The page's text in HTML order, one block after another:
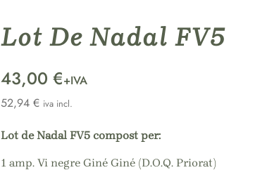
Lot De Nadal FV5
43,00 €+IVA
52,94 € iva incl.
Lot de Nadal FV5 compost per:
1 amp. Vi negre Giné Giné (D.O.Q. Priorat)